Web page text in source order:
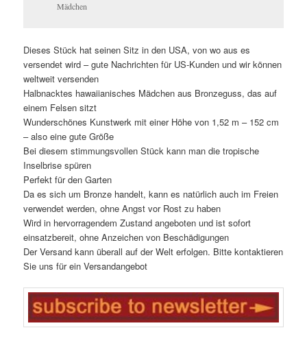
Mädchen
Dieses Stück hat seinen Sitz in den USA, von wo aus es
versendet wird – gute Nachrichten für US-Kunden und wir können
weltweit versenden
Halbnacktes hawaiianisches Mädchen aus Bronzeguss, das auf
einem Felsen sitzt
Wunderschönes Kunstwerk mit einer Höhe von 1,52 m – 152 cm
– also eine gute Größe
Bei diesem stimmungsvollen Stück kann man die tropische
Inselbrise spüren
Perfekt für den Garten
Da es sich um Bronze handelt, kann es natürlich auch im Freien
verwendet werden, ohne Angst vor Rost zu haben
Wird in hervorragendem Zustand angeboten und ist sofort
einsatzbereit, ohne Anzeichen von Beschädigungen
Der Versand kann überall auf der Welt erfolgen. Bitte kontaktieren
Sie uns für ein Versandangebot